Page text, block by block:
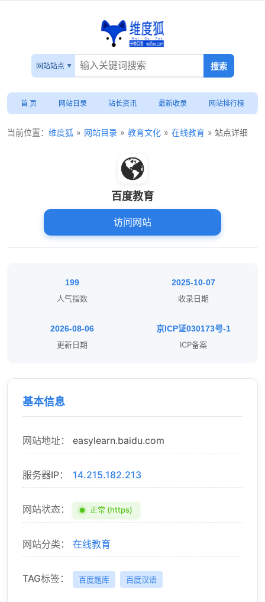
网站站点
首 页 网站目录 站长资讯 最新收录 网站排行榜
当前位置： 维度狐 » 网站目录 » 教育文化 » 在线教育 » 站点详细
百度教育
访问网站
199
人气指数
2025-10-07
收录日期
2026-08-06
更新日期
京ICP证030173号-1
ICP备案
基本信息
网站地址： easylearn.baidu.com
服务器IP： 14.215.182.213
网站状态： 正常 (https)
网站分类： 在线教育
TAG标签： 百度题库 百度汉语